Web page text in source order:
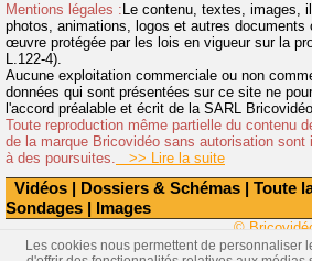
Vidéos | Dossiers & Schémas | Toute
Sondages | Images
Mentions légales : Le contenu, textes, images,
photos, animations, logos et autres documents
œuvre protégée par les lois en vigueur sur la
L.122-4).
Aucune exploitation commerciale ou non
données qui sont présentées sur ce site ne
l'accord préalable et écrit de la SARL
Toute reproduction même partielle du contenu
de la marque Bricovidéo sans autorisation
à des poursuites. >> Lire la suite
©
Les cookies nous permettent de personnaliser